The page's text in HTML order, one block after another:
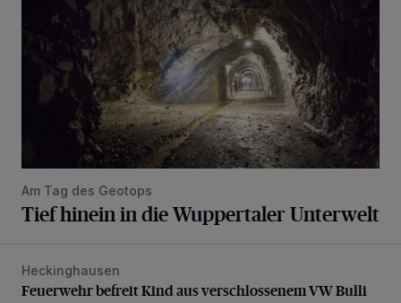
Am Tag des Geotops
Tief hinein in die Wuppertaler Unterwelt
Feuerwehr befreit Kind aus verschlossenem VW Bulli
Heckinghausen
Feuerwehr befreit Kind aus verschlossenem VW Bulli